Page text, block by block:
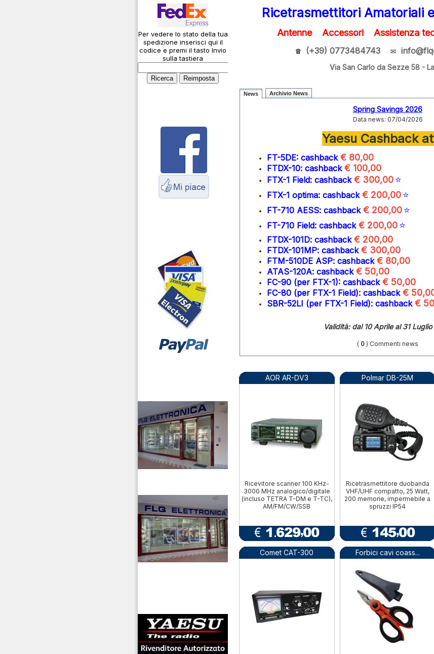
Caricabatterie
Amplificatori lineari
Antenne
Cavi
Connettori Adattatori
Fototrappole
Accoppiatori
Interfoni
Microfoni Auricolari
Cuffie
Pacchi Batterie
Radiocollari GPS
Radiomicrofoni
Ricambi
tensione
Ripetitori GSM/2G 3G
4G/LTE
Ripetitori VHF/UHF
Strumentazione
Connessioni
microfoniche
Cosa è l' ADS-B
Montaggio connettori
Parliamo di antenne e
cavi
Per vedere lo stato della tua
spedizione inserisci qui il
codice e premi il tasto Invio
sulla tastiera
Ricetrasmettitori Amatoriali
Antenne Accessori Assistenza
☎ (+39) 0773484743 ✉
Via San Carlo da Sezze 58 -
News Archivio News
Spring Savings 2026
Data news: 07/04/2026
Yaesu Cashback
FT-5DE: cashback € 80,00
FTDX-10: cashback € 100,00
FTX-1 Field: cashback € 300,00⭐
FTX-1 optima: cashback € 200,00⭐
FT-710 AESS: cashback € 200,00⭐
FT-710 Field: cashback € 200,00⭐
FTDX-101D: cashback € 200,00
FTDX-101MP: cashback € 300,00
FTM-510DE ASP: cashback € 80,00
ATAS-120A: cashback € 50,00
FC-90 (per FTX-1): cashback € 50,00
FC-80 (per FTX-1 Field): cashback €
SBR-52LI (per FTX-1 Field): cashback €
Validità: dal 10 Aprile al 31
( 0 ) Commenti news
AOR AR-DV3
Ricevitore scanner 100 KHz-
3000 MHz analogico/digitale
(incluso TETRA T-DM e T-TC),
AM/FM/CW/SSB
Polmar DB-25M
Ricetrasmettitore duobanda
VHF/UHF compatto, 25 Watt,
200 memorie, impermebile a
spruzzi IP54
Comet CAT-300 Forbici cavi coass...